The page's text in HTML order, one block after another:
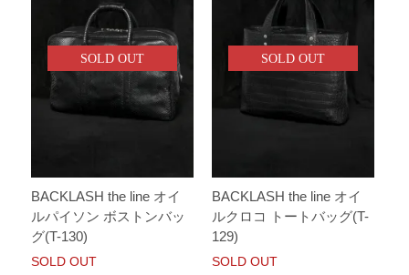
SOLD OUT
BACKLASH the line オイ
ルパイソン ボストンバッ
グ(T-130)
SOLD OUT
SOLD OUT
BACKLASH the line オイ
ルクロコ トートバッグ(T-
129)
SOLD OUT